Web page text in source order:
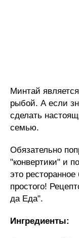
Минтай
рыбой. А если
сделать
семью.
Обязательно
"конвертики" и
это
простого!
да Еда".
Ингредиенты: